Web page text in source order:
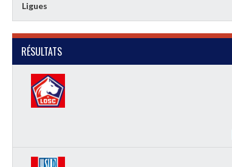
Ligues
RÉSULTATS